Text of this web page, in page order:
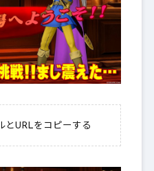
とURLをコピーする